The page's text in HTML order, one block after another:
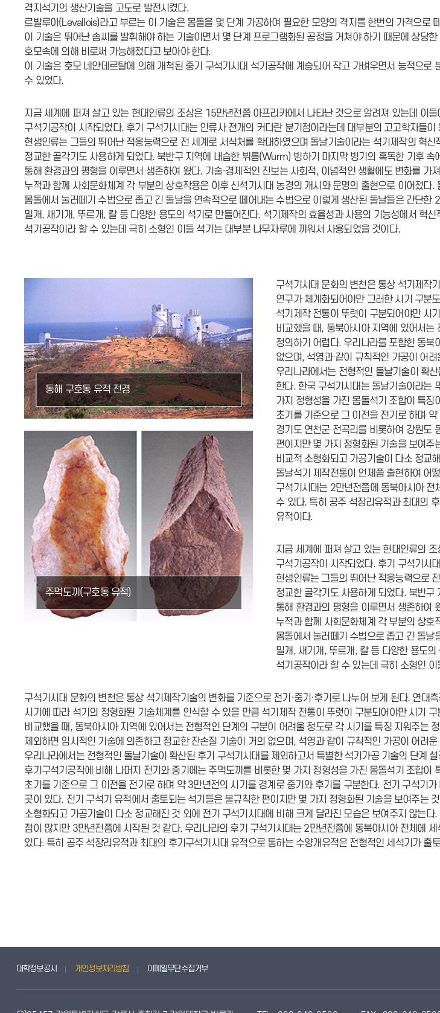
격지석기의 생산기술을 고도로 발전시켰다.
르발루아(Levallois)라고 부르는 이 기술은 몸돌을 몇 단계 가공하여 필요한 모양의 격지를 한번의 가격으로
이 기술은 뛰어난 솜씨를 발휘해야 하는 기술이면서 몇 단계 프로그램화된 공정을 거쳐야 하기 때문에 상당
호모속에 의해 비로써 가능해졌다고 보아야 한다.
이 기술은 호모 네안데르탈에 의해 개척된 중기 구석기시대 석기공작에 계승되어 작고 가벼우면서 능적으로
수 있었다.
지금 세계에 퍼져 살고 있는 현대인류의 조상은 15만년전쯤 아프리카에서 나타난 것으로 알려져 있는데 이들
구석기공작이 시작되었다. 후기 구석기시대는 인류사 전개의 커다란 분기점이라는데 대부분의 고고학자들이
현생인류는 그들의 뛰어난 적응능력으로 전 세계로 서식처를 확대하였으며 돌날기술이라는 석기제작의 혁신
정교한 골각기도 사용하게 되었다. 북반구 지역에 내습한 뷔름(Wurm) 빙하기 마지막 빙기의 혹독한 기후 속
통해 환경과의 평형을 이루면서 생존하여 왔다. 기술·경제적인 진보는 사회적, 이념적인 생활에도 변화를 가
누적과 함께 사회문화체계 각 부분의 상호작용은 이후 신석기시대 농경의 개시와 문명의 출현으로 이어졌다.
몸돌에서 눌러떼기 수법으로 좁고 긴 돌날을 연속적으로 떼어내는 수법으로 이렇게 생산된 돌날들은 간단한
밀개, 새기개, 뚜르개, 칼 등 다양한 용도의 석기로 만들어진다. 석기제작의 효율성과 사용의 기능성에서 혁신
석기공작이라 할 수 있는데 극히 소형인 이들 석기는 대부분 나무자루에 끼워서 사용되었을 것이다.
동해 구호동 유적 전경
주먹도끼(구호동 유적)
구석기시대 문화의 변천은 통상 석기제작
연구가 체계화되어야만 그러한 시기 구분
석기제작 전통이 뚜렷이 구분되어야만 시
비교했을 때, 동북아시아 지역에 있어서
정의하기 어렵다. 우리나라를 포함한 동북
없으며, 석영과 같이 규칙적인 가공이 어
우리나라에서는 전형적인 돌날기술이 확
한다. 한국 구석기시대는 돌날기술이라는
가지 정형성을 가진 몸돌석기 조합이 특
초기를 기준으로 그 이전을 전기로 하며
경기도 연천군 전곡리를 비롯하여 강원도
편이지만 몇 가지 정형화된 기술을 보여
비교적 소형화되고 가공기술이 다소 정교
돌날석기 제작전통이 언제쯤 출현하여 어
구석기시대는 2만년전쯤에 동북아시아
수 있다. 특히 공주 석장리유적과 최대의
유적이다.
지금 세계에 퍼져 살고 있는 현대인류의
구석기공작이 시작되었다. 후기 구석기시
현생인류는 그들의 뛰어난 적응능력으로
정교한 골각기도 사용하게 되었다. 북반
통해 환경과의 평형을 이루면서 생존하여
누적과 함께 사회문화체계 각 부분의 상
몸돌에서 눌러떼기 수법으로 좁고 긴 돌
밀개, 새기개, 뚜르개, 칼 등 다양한 용도
석기공작이라 할 수 있는데 극히 소형인
구석기시대 문화의 변천은 통상 석기제작기술의 변화를 기준으로 전기·중기·후기로 나누어 보게 된다. 연
시기에 따라 석기의 정형화된 기술체계를 인식할 수 있을 만큼 석기제작 전통이 뚜렷이 구분되어야만 시기
비교했을 때, 동북아시아 지역에 있어서는 전형적인 단계의 구분이 어려울 정도로 각 시기를 특징 지워주는
제외하면 임시적인 기술에 의존하고 정교한 잔손질 기술이 거의 없으며, 석영과 같이 규칙적인 가공이 어려
우리나라에서는 전형적인 돌날기술이 확산된 후기 구석기시대를 제외하고서 특별한 석기가공 기술의 단계
후기구석기공작에 비해 나머지 전기와 중기에는 주먹도끼를 비롯한 몇 가지 정형성을 가진 몸돌석기 조합
초기를 기준으로 그 이전을 전기로 하며 약 3만년전의 시기를 경계로 중기와 후기를 구분한다. 전기 구석기
곳이 있다. 전기 구석기 유적에서 출토되는 석기들은 불규칙한 편이지만 몇 가지 정형화된 기술을 보여주는
소형화되고 가공기술이 다소 정교해진 것 외에 전기 구석기시대에 비해 크게 달라진 모습은 보여주지 않는
점이 많지만 3만년전쯤에 시작된 것 같다. 우리나라의 후기 구석기시대는 2만년전쯤에 동북아시아 전체에
있다. 특히 공주 석장리유적과 최대의 후기구석기시대 유적으로 통하는 수양개유적은 전형적인 세석기가 출
대학정보공시 개인정보처리방침 이메일무단수집거부